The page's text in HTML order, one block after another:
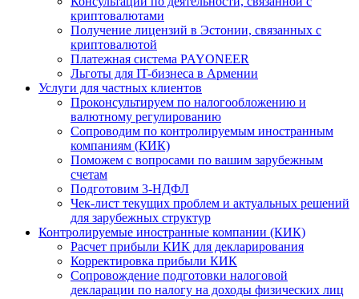
криптовалютами
Получение лицензий в Эстонии, связанных с
криптовалютой
Платежная система PAYONEER
Льготы для IT-бизнеса в Армении
Услуги для частных клиентов
Проконсультируем по налогообложению и
валютному регулированию
Сопроводим по контролируемым иностранным
компаниям (КИК)
Поможем с вопросами по вашим зарубежным
счетам
Подготовим 3-НДФЛ
Чек-лист текущих проблем и актуальных решений
для зарубежных структур
Контролируемые иностранные компании (КИК)
Расчет прибыли КИК для декларирования
Корректировка прибыли КИК
Сопровождение подготовки налоговой
декларации по налогу на доходы физических лиц